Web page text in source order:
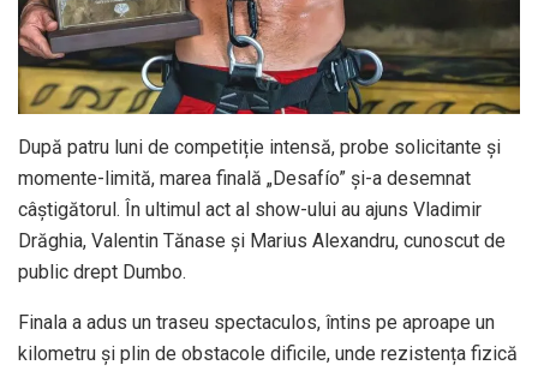
După patru luni de competiție intensă, probe solicitante și
momente-limită, marea finală „Desafío” și-a desemnat
câștigătorul. În ultimul act al show-ului au ajuns Vladimir
Drăghia, Valentin Tănase și Marius Alexandru, cunoscut de
public drept Dumbo.
Finala a adus un traseu spectaculos, întins pe aproape un
kilometru și plin de obstacole dificile, unde rezistența fizică